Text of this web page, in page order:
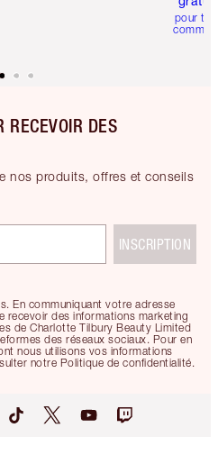
pour
RECEVOIR DES
nos produits, offres et conseils
En communiquant votre adresse
recevoir des informations marketing
de Charlotte Tilbury Beauty Limited
des réseaux sociaux. Pour en
nous utilisons vos informations
notre Politique de confidentialité.
INSCRIPTION